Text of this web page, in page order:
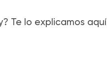
Te lo explicamos aquí